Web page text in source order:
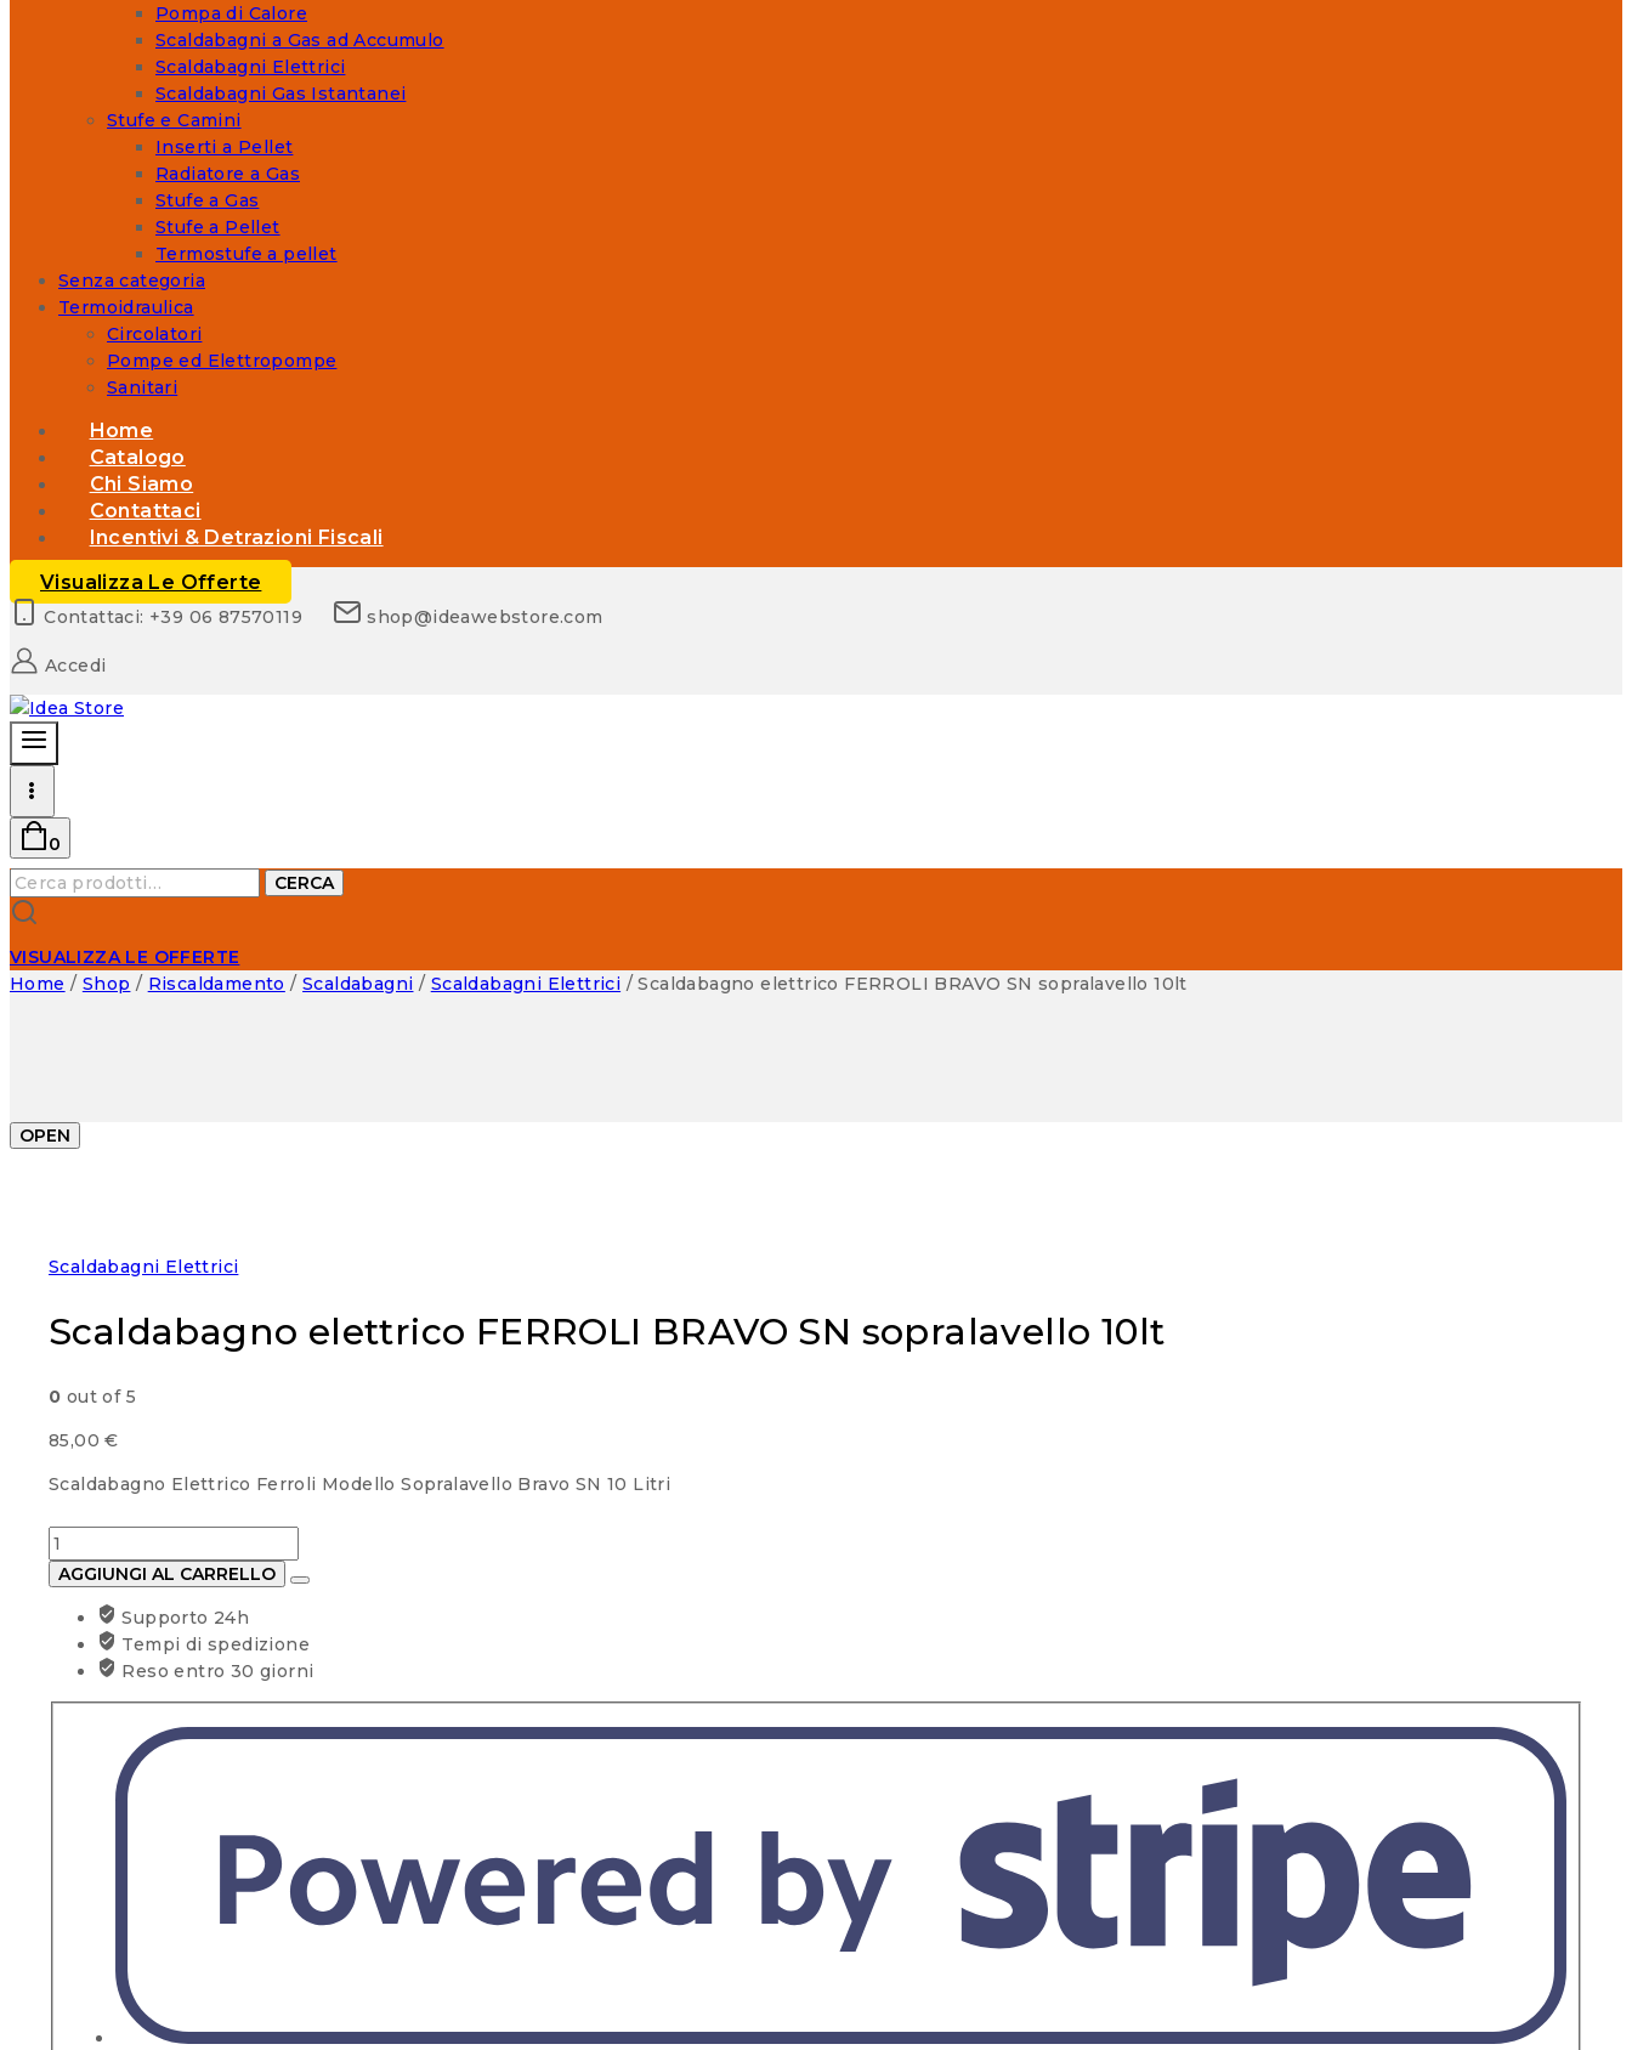
Pompa di Calore
Scaldabagni a Gas ad Accumulo
Scaldabagni Elettrici
Scaldabagni Gas Istantanei
Stufe e Camini
Inserti a Pellet
Radiatore a Gas
Stufe a Gas
Stufe a Pellet
Termostufe a pellet
Senza categoria
Termoidraulica
Circolatori
Pompe ed Elettropompe
Sanitari
Home
Catalogo
Chi Siamo
Contattaci
Incentivi & Detrazioni Fiscali
Visualizza Le Offerte
Contattaci: +39 06 87570119 shop@ideawebstore.com
Accedi
0
Cerca:
CERCA
VISUALIZZA LE OFFERTE
Home / Shop / Riscaldamento / Scaldabagni / Scaldabagni Elettrici / Scaldabagno elettrico FERROLI BRAVO SN sopralavello 10lt
OPEN
Scaldabagni Elettrici
Scaldabagno elettrico FERROLI BRAVO SN sopralavello 10lt
0 out of 5
85,00€
Scaldabagno Elettrico Ferroli Modello Sopralavello Bravo SN 10 Litri
Scaldabagno
elettrico
FERROLI
BRAVO
sopralavello
10lt
AGGIUNGI AL CARRELLO
Supporto 24h
Tempi di spedizione
Reso entro 30 giorni